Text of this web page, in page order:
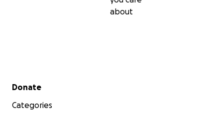
about
Secondary menu
Donate
Categories